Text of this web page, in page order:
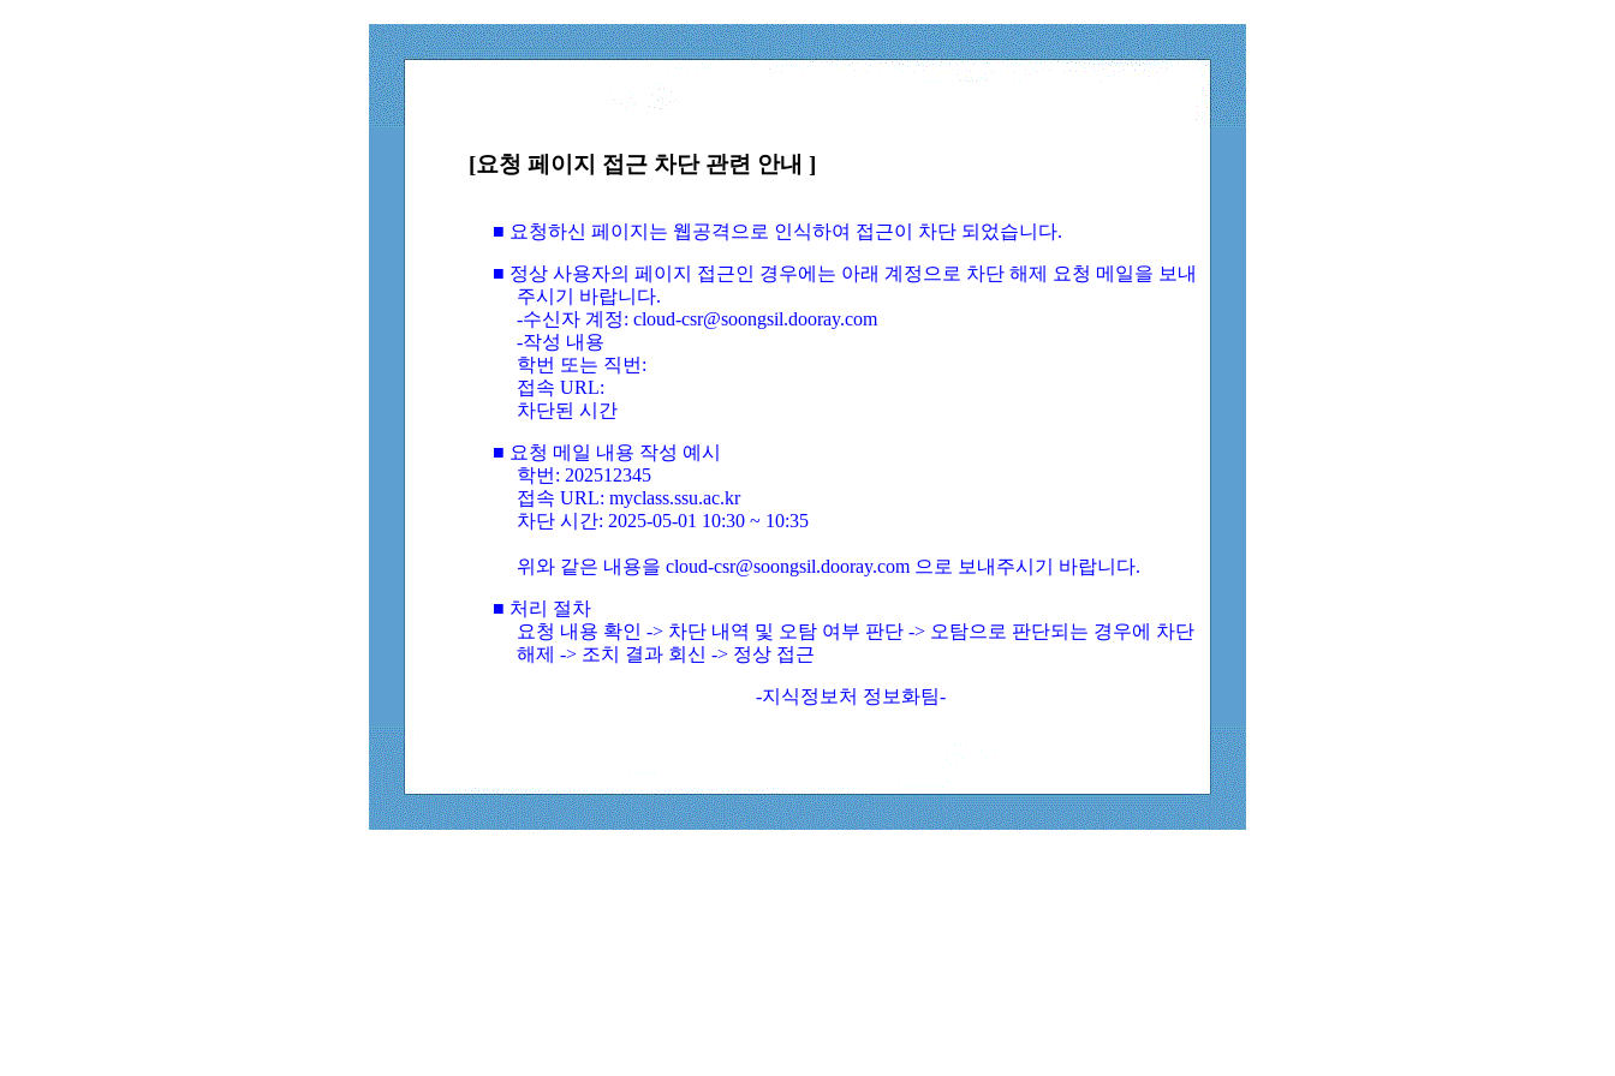
[요청 페이지 접근 차단 관련 안내 ]
■ 요청하신 페이지는 웹공격으로 인식하여 접근이 차단 되었습니다.
■ 정상 사용자의 페이지 접근인 경우에는 아래 계정으로 차단 해제 요청 메일을 보내
주시기 바랍니다.
-수신자 계정: cloud-csr@soongsil.dooray.com
-작성 내용
학번 또는 직번:
접속 URL:
차단된 시간
■ 요청 메일 내용 작성 예시
학번: 202512345
접속 URL: myclass.ssu.ac.kr
차단 시간: 2025-05-01 10:30 ~ 10:35
위와 같은 내용을 cloud-csr@soongsil.dooray.com 으로 보내주시기 바랍니다.
■ 처리 절차
요청 내용 확인 -> 차단 내역 및 오탐 여부 판단 -> 오탐으로 판단되는 경우에 차단
해제 -> 조치 결과 회신 -> 정상 접근
-지식정보처 정보화팀-